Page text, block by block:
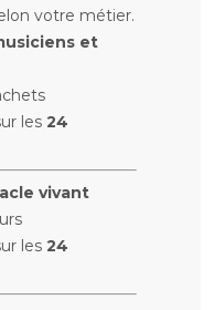
votre métier.
et
les 24
vivant
les 24